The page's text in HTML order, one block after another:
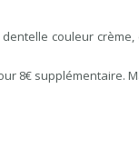
couleur
8€ supplémentaire.